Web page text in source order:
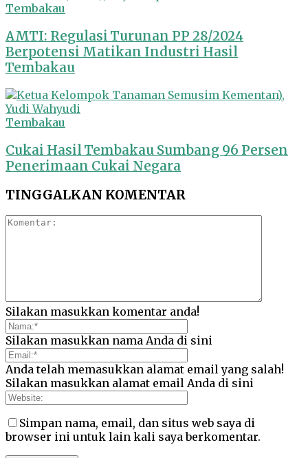
Tembakau
AMTI: Regulasi Turunan PP 28/2024
Berpotensi Matikan Industri Hasil
Tembakau
Tembakau
Cukai Hasil Tembakau Sumbang 96 Persen
Penerimaan Cukai Negara
TINGGALKAN KOMENTAR
Silakan masukkan komentar anda!
Silakan masukkan nama Anda di sini
Anda telah memasukkan alamat email yang salah!
Silakan masukkan alamat email Anda di sini
Simpan nama, email, dan situs web saya di
browser ini untuk lain kali saya berkomentar.